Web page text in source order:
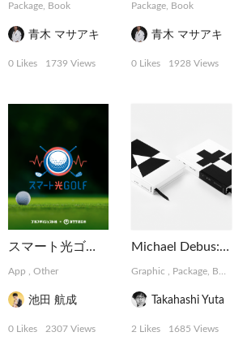
Package, Book
青木 マサアキ
0 Likes 1739 Views
Package, Book
青木 マサアキ
0 Likes 1928 Views
スマート光ゴルフ | NTT西日本
App Other
池田 航成
0 Likes 2307 Views
Michael Debus: Trinität
Graphic Package, Book
Takahashi Yuta
2 Likes 1685 Views